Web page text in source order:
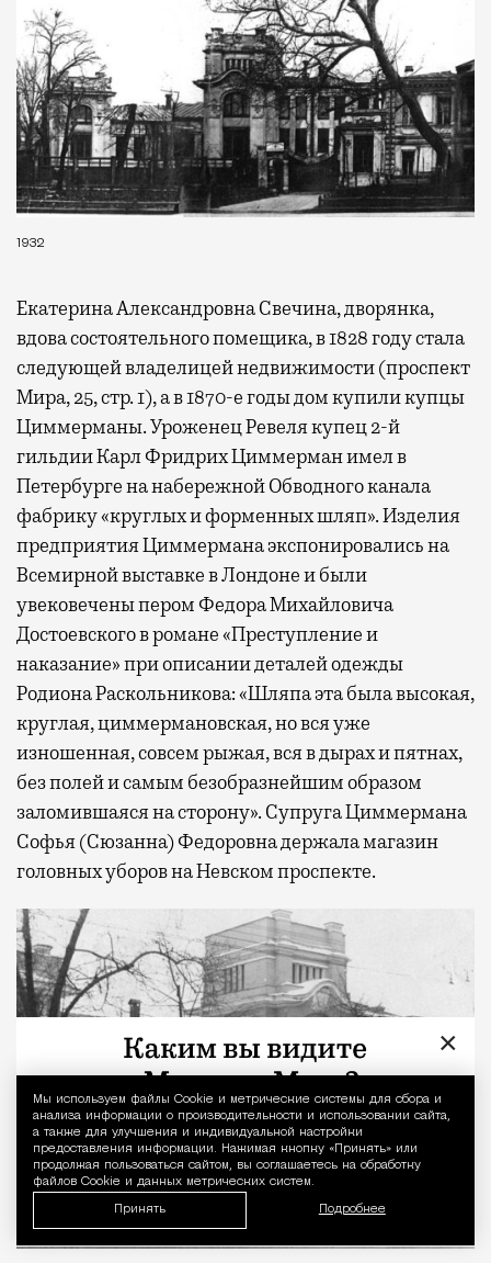
Уведомление
Мы используем файлы Сookie и метрические системы для сбора и
анализа информации о производительности и использовании сайта,
а также для улучшения и индивидуальной настройки
предоставления информации. Нажимая кнопку «Принять» или
продолжая пользоваться сайтом, вы соглашаетесь на обработку
файлов Cookie и данных метрических систем.
Принять Подробнее
1932
Екатерина Александровна Свечина, дворянка,
вдова состоятельного помещика, в 1828 году стала
следующей владелицей недвижимости (проспект
Мира, 25, стр. 1), а в 1870-е годы дом купили купцы
Циммерманы. Уроженец Ревеля купец 2-й
гильдии Карл Фридрих Циммерман имел в
Петербурге на набережной Обводного канала
фабрику «круглых и форменных шляп». Изделия
предприятия Циммермана экспонировались на
Всемирной выставке в Лондоне и были
увековечены пером Федора Михайловича
Достоевского в романе «Преступление и
наказание» при описании деталей одежды
Родиона Раскольникова: «Шляпа эта была высокая,
круглая, циммермановская, но вся уже
изношенная, совсем рыжая, вся в дырах и пятнах,
без полей и самым безобразнейшим образом
заломившаяся на сторону». Супруга Циммермана
Софья (Сюзанна) Федоровна держала магазин
головных уборов на Невском проспекте.
×